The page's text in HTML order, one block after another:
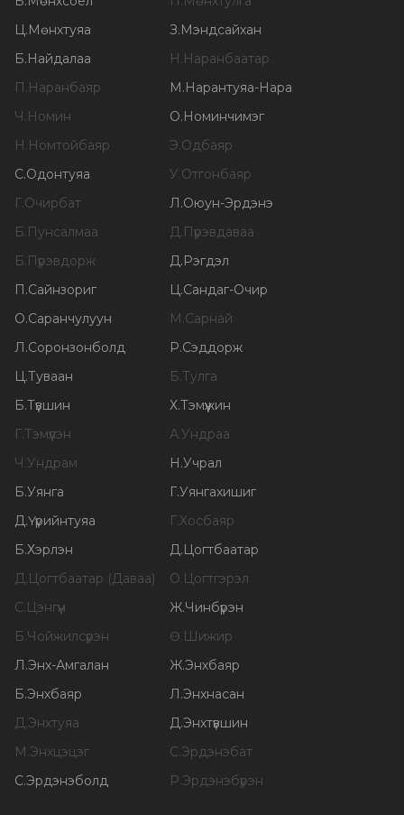
Ц.Мөнхтуяа З.Мэндсайхан
Б.Найдалаа Н.Наранбаатар
П.Наранбаяр М.Нарантуяа-Нара
Ч.Номин О.Номинчимэг
Н.Номтойбаяр Э.Одбаяр
С.Одонтуяа У.Отгонбаяр
Г.Очирбат Л.Оюун-Эрдэнэ
Б.Пунсалмаа Д.Пүрэвдаваа
Б.Пүрэвдорж Д.Рэгдэл
П.Сайнзориг Ц.Сандаг-Очир
О.Саранчулуун М.Сарнай
Л.Соронзонболд Р.Сэддорж
Ц.Туваан Б.Тулга
Б.Түвшин Х.Тэмүүжин
Г.Тэмүүлэн А.Ундраа
Ч.Ундрам Н.Учрал
Б.Уянга Г.Уянгахишиг
Д.Үүрийнтуяа Г.Хосбаяр
Б.Хэрлэн Д.Цогтбаатар
Д.Цогтбаатар (Даваа) О.Цогтгэрэл
С.Цэнгүүн Ж.Чинбүрэн
Б.Чойжилсүрэн Ө.Шижир
Л.Энх-Амгалан Ж.Энхбаяр
Б.Энхбаяр Л.Энхнасан
Д.Энхтуяа Д.Энхтүвшин
М.Энхцэцэг С.Эрдэнэбат
С.Эрдэнэболд Р.Эрдэнэбүрэн